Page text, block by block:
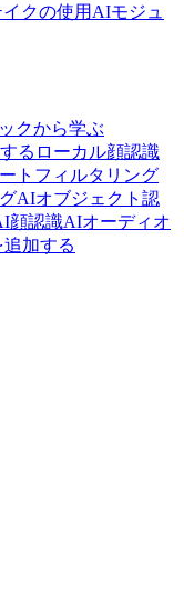
クの使用 AIモジュ
クから学ぶ
る ローカル顔認識
トフィルタリング
AIオブジェクト認
顔認識AIオーディオ
加する